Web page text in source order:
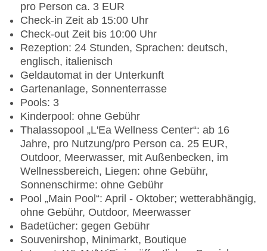
pro Person ca. 3 EUR
Check-in Zeit ab 15:00 Uhr
Check-out Zeit bis 10:00 Uhr
Rezeption: 24 Stunden, Sprachen: deutsch,
englisch, italienisch
Geldautomat in der Unterkunft
Gartenanlage, Sonnenterrasse
Pools: 3
Kinderpool: ohne Gebühr
Thalassopool „L'Ea Wellness Center“: ab 16
Jahre, pro Nutzung/pro Person ca. 25 EUR,
Outdoor, Meerwasser, mit Außenbecken, im
Wellnessbereich, Liegen: ohne Gebühr,
Sonnenschirme: ohne Gebühr
Pool „Main Pool“: April - Oktober; wetterabhängig,
ohne Gebühr, Outdoor, Meerwasser
Badetücher: gegen Gebühr
Souvenirshop, Minimarkt, Boutique